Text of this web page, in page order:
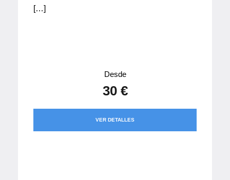
[…]
Desde
30 €
VER DETALLES